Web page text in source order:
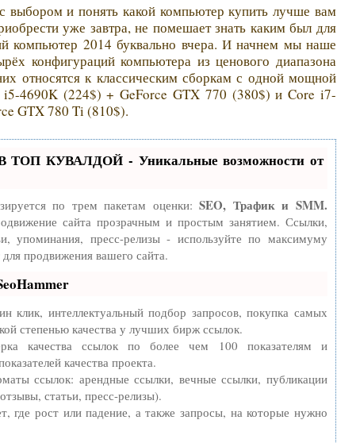
выбором и понять какой компьютер купить лучше вам
уже завтра, не помешает знать каким был для
компьютер 2014 буквально вчера. И начнем мы наше
конфигураций компьютера из ценового диапазона
относятся к классическим сборкам с одной мощной
4690K (224$) + GeForce GTX 770 (380$) и Core i7-
GTX 780 Ti (810$).
ТОП КУВАЛДОЙ - Уникальные возможности от
по трем пакетам оценки:SEO, Трафик и SMM.
сайта прозрачным и простым занятием. Ссылки,
упоминания, пресс-релизы - используйте по максимуму
продвижения вашего сайта.
клик, интеллектуальный подбор запросов, покупка самых
степенью качества у лучших бирж ссылок.
качества ссылок по более чем 100 показателям и
качества проекта.
ссылок: арендные ссылки, вечные ссылки, публикации
статьи, пресс-релизы).
где рост или падение, а также запросы, на которые нужно